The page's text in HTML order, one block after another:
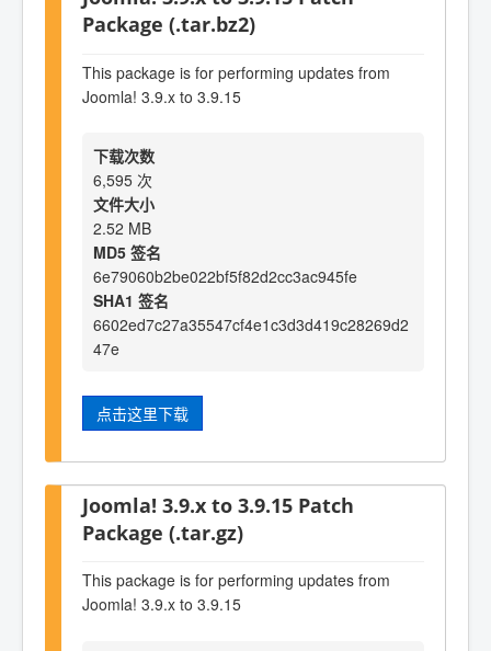
Package (.tar.bz2)
This package is for performing updates from
Joomla! 3.9.x to 3.9.15
下载次数
6,595 次
文件大小
2.52 MB
MD5 签名
6e79060b2be022bf5f82d2cc3ac945fe
SHA1 签名
6602ed7c27a35547cf4e1c3d3d419c28269d2
47e
点击这里下载
Joomla! 3.9.x to 3.9.15 Patch
Package (.tar.gz)
This package is for performing updates from
Joomla! 3.9.x to 3.9.15